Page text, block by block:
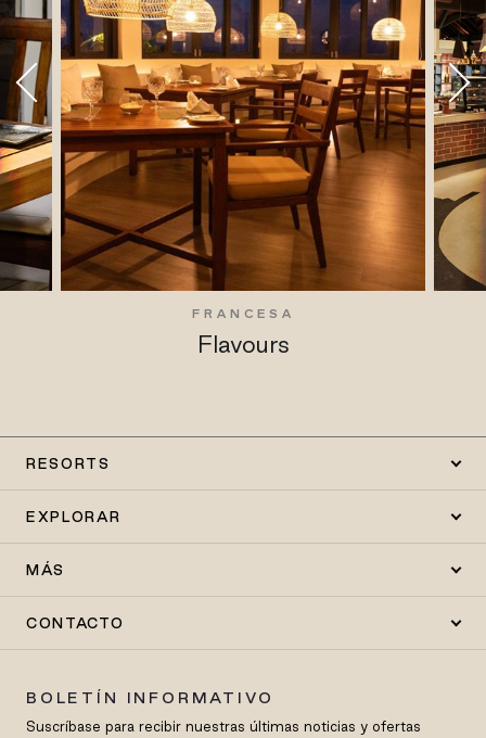
FRANCESA
Flavours
RESORTS
EXPLORAR
MÁS
CONTACTO
BOLETÍN INFORMATIVO
Suscríbase para recibir nuestras últimas noticias y ofertas